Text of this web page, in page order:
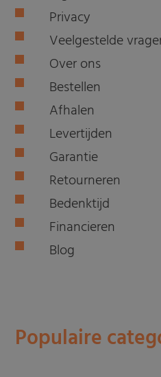
Privacy
Veelgestelde
Over ons
Bestellen
Afhalen
Levertijden
Garantie
Retourneren
Bedenktijd
Financieren
Blog
Populaire